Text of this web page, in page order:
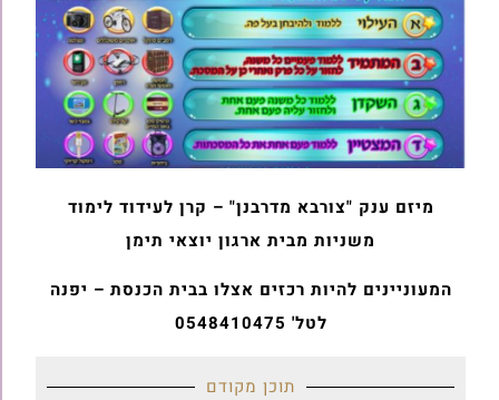
מיזם ענק "צורבא מדרבנן" – קרן לעידוד לימוד
משניות מבית ארגון יוצאי תימן
המעוניינים להיות רכזים אצלו בבית הכנסת – יפנה
לטל' 0548410475
תוכן מקודם